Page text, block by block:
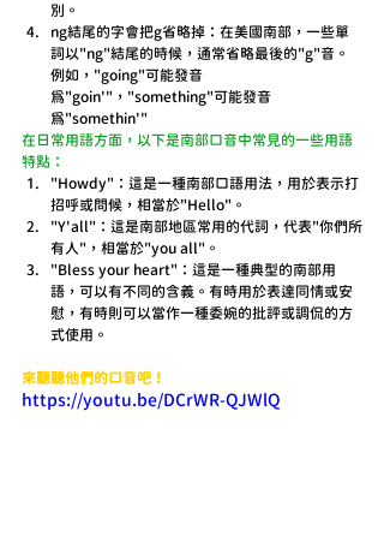
別。
ng結尾的字會把g省略掉：在美國南部，一些單
詞以"ng"結尾的時候，通常省略最後的"g"音。
例如，"going"可能發音
為"goin'"，"something"可能發音
為"somethin'"
在日常用語方面，以下是南部口音中常見的一些用語
特點：
"Howdy"：這是一種南部口語用法，用於表示打
招呼或問候，相當於"Hello"。
"Y'all"：這是南部地區常用的代詞，代表"你們所
有人"，相當於"you all"。
"Bless your heart"：這是一種典型的南部用
語，可以有不同的含義。有時用於表達同情或安
慰，有時則可以當作一種委婉的批評或調侃的方
式使用。
來聽聽他們的口音吧！
https://youtu.be/DCrWR-QJWlQ